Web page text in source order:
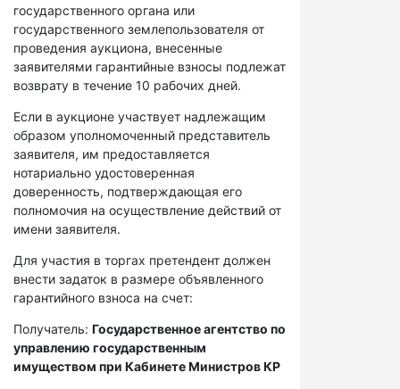
государственного органа или
государственного землепользователя от
проведения аукциона, внесенные
заявителями гарантийные взносы подлежат
возврату в течение 10 рабочих дней.
Если в аукционе участвует надлежащим
образом уполномоченный представитель
заявителя, им предоставляется
нотариально удостоверенная
доверенность, подтверждающая его
полномочия на осуществление действий от
имени заявителя.
Для участия в торгах претендент должен
внести задаток в размере объявленного
гарантийного взноса на счет:
Получатель: Государственное агентство по
управлению государственным
имуществом при Кабинете Министров КР